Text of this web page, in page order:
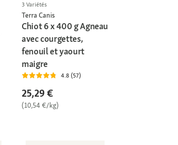
3 Variétés
Terra Canis
Chiot 6 x 400 g Agneau
avec courgettes,
fenouil et yaourt
maigre
4.8 (57)
25,29 €
(10,54 €/kg)